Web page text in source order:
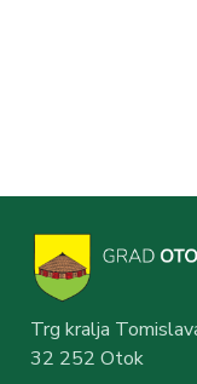
Trg kralja
32 252 Otok